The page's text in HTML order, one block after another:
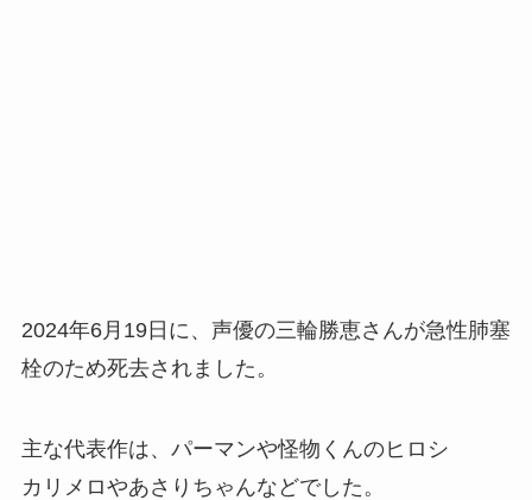
2024年6月19日に、声優の三輪勝恵さんが急性肺塞
栓のため死去されました。
主な代表作は、パーマンや怪物くんのヒロシ
カリメロやあさりちゃんなどでした。